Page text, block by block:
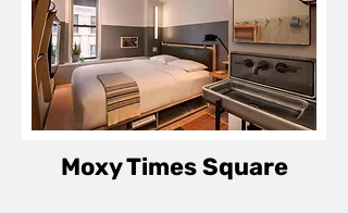
‪Moxy Times Square‬